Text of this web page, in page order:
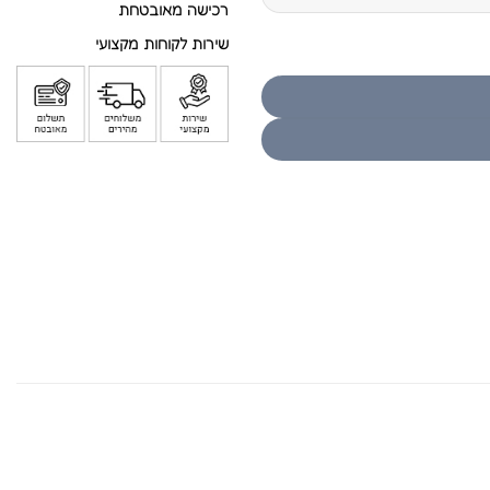
רכישה מאובטחת
שירות לקוחות מקצועי